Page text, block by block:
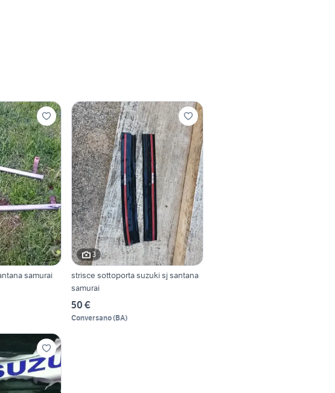
samurai
3
strisce sottoporta suzuki sj santana
samurai
50 €
Conversano(BA)